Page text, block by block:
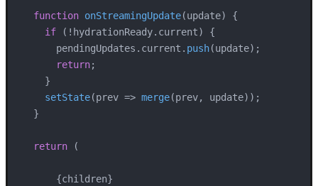
function onStreamingUpdate(update) {
if (!hydrationReady. current) {
      pendingUpdates.
current . push(update);
return;
    }
setState(prev => merge(prev, update));
  }
return (
      {children}